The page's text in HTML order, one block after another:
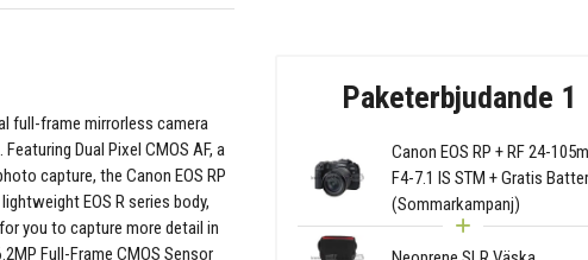
Paketerbjudande 1
Canon EOS RP + RF 24-
F4-7.1 IS STM + Gratis
(Sommarkampanj)
full-frame mirrorless camera
Dual Pixel CMOS AF, a
capture, the Canon EOS RP
EOS R series body,
you to capture more detail in
Full-Frame CMOS Sensor